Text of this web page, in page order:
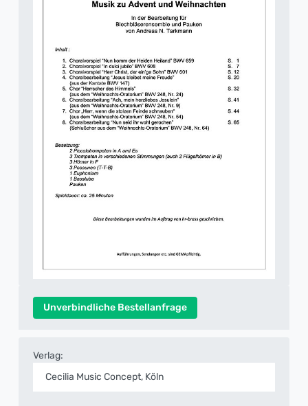
Unverbindliche Bestellanfrage
Verlag:
Cecilia Music Concept, Köln